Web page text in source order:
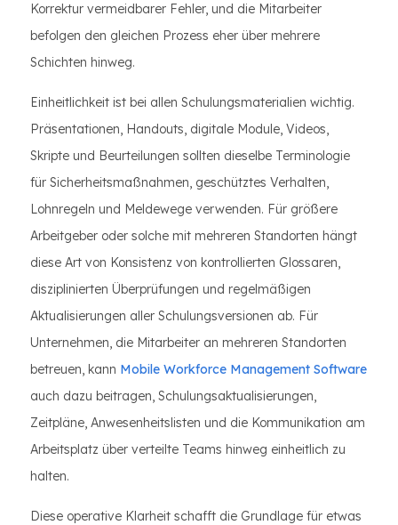
Korrektur vermeidbarer Fehler, und die Mitarbeiter
befolgen den gleichen Prozess eher über mehrere
Schichten hinweg.
Einheitlichkeit ist bei allen Schulungsmaterialien wichtig.
Präsentationen, Handouts, digitale Module, Videos,
Skripte und Beurteilungen sollten dieselbe Terminologie
für Sicherheitsmaßnahmen, geschütztes Verhalten,
Lohnregeln und Meldewege verwenden. Für größere
Arbeitgeber oder solche mit mehreren Standorten hängt
diese Art von Konsistenz von kontrollierten Glossaren,
disziplinierten Überprüfungen und regelmäßigen
Aktualisierungen aller Schulungsversionen ab. Für
Unternehmen, die Mitarbeiter an mehreren Standorten
betreuen, kann Mobile Workforce Management Software
auch dazu beitragen, Schulungsaktualisierungen,
Zeitpläne, Anwesenheitslisten und die Kommunikation am
Arbeitsplatz über verteilte Teams hinweg einheitlich zu
halten.
Diese operative Klarheit schafft die Grundlage für etwas